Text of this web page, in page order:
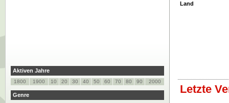
Land
Letzte
Aktiven Jahre
1800 1900 10 20 30 40 50 60 70 80 90 2000
Genre